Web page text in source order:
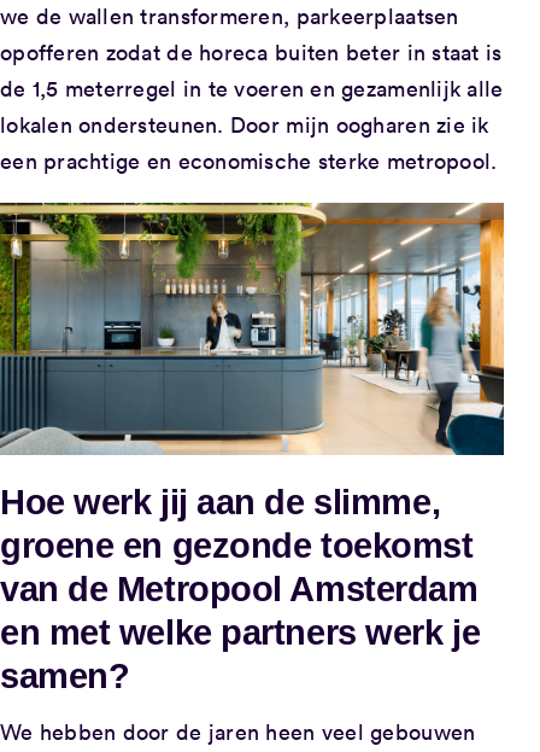
we de wallen transformeren, parkeerplaatsen
opofferen zodat de horeca buiten beter in staat is
de 1,5 meterregel in te voeren en gezamenlijk alle
lokalen ondersteunen. Door mijn oogharen zie ik
een prachtige en economische sterke metropool.
Hoe werk jij aan de slimme,
groene en gezonde toekomst
van de Metropool Amsterdam
en met welke partners werk je
samen?
We hebben door de jaren heen veel gebouwen